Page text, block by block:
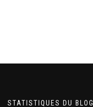
STATISTIQUES DU BLOG